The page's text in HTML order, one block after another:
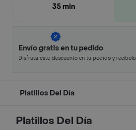
35 min
Envío gratis en tu pedido
Disfruta este descuento en tu pedido y recíbelo
Platillos Del Día
Platillos Del Día